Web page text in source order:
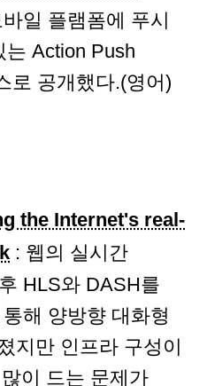
일 플램폼에 푸시
는 Action Push
로 공개했다.(영어)
the Internet's real-
: 웹의 실시간
HLS와 DASH를
해 양방향 대화형
지만 인프라 구성이
이 드는 문제가